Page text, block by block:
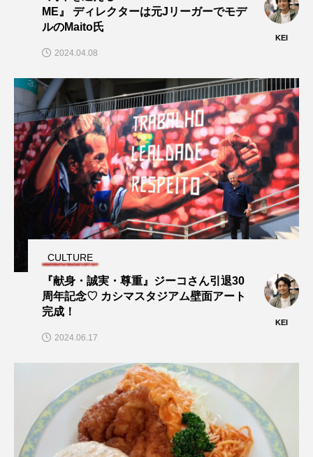
ME』 ディレクターは元Jリーガーでモデ
ルのMaito氏
KEI
2024.04.08
CULTURE
『献身・誠実・尊重』ジーコさん引退30
周年記念♡ カシマスタジアム壁面アート
完成！
KEI
2024.06.17